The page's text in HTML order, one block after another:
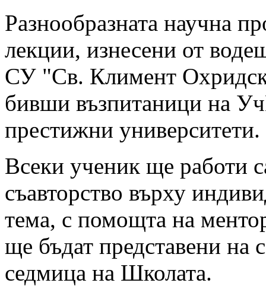
Разнообразната научна
лекции, изнесени от
СУ "Св. Климент
бивши възпитаници на
престижни университети.
Всеки ученик ще работи
съавторство върху
тема, с помощта на
ще бъдат представени на
седмица на Школата.